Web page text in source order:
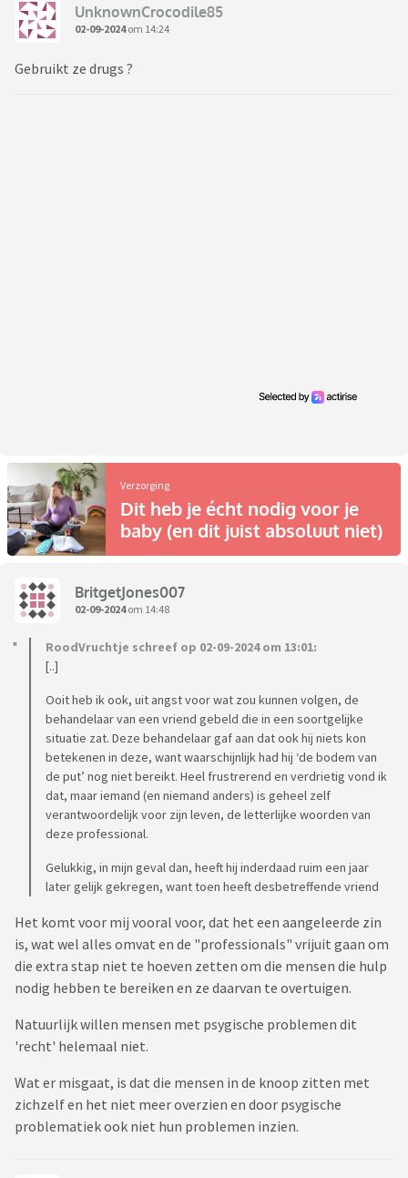
UnknownCrocodile85
02-09-2024om 14:24
Gebruikt ze drugs ?
Verzorging
Dit heb je écht nodig voor je
baby (en dit juist absoluut niet)
BritgetJones007
02-09-2024om 14:48
RoodVruchtje schreef op 02-09-2024 om 13:01:
[..]
Ooit heb ik ook, uit angst voor wat zou kunnen volgen, de
behandelaar van een vriend gebeld die in een soortgelijke
situatie zat. Deze behandelaar gaf aan dat ook hij niets kon
betekenen in deze, want waarschijnlijk had hij ‘de bodem van
de put’ nog niet bereikt. Heel frustrerend en verdrietig vond ik
dat, maar iemand (en niemand anders) is geheel zelf
verantwoordelijk voor zijn leven, de letterlijke woorden van
deze professional.
Gelukkig, in mijn geval dan, heeft hij inderdaad ruim een jaar
later gelijk gekregen, want toen heeft desbetreffende vriend
Het komt voor mij vooral voor, dat het een aangeleerde zin
is, wat wel alles omvat en de "professionals" vrijuit gaan om
die extra stap niet te hoeven zetten om die mensen die hulp
nodig hebben te bereiken en ze daarvan te overtuigen.
Natuurlijk willen mensen met psygische problemen dit
'recht' helemaal niet.
Wat er misgaat, is dat die mensen in de knoop zitten met
zichzelf en het niet meer overzien en door psygische
problematiek ook niet hun problemen inzien.